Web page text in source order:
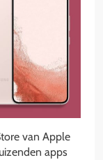
van Apple
apps